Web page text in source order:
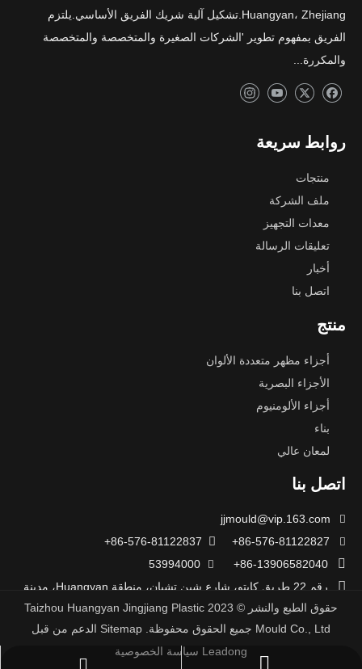
Huangyan، Zhejiang.تشكيل آلية شريك الفريق الأساسي.يلتزم
الفريق بمفهوم تطوير 'الشركات الصغيرة والمتخصصة والمتخصصة
والمكررة...
روابط سريعة
منتجات
ملف الشركة
معدات التجهيز
تعليقات الرسالة
أخبار
اتصل بنا
منتج
أجزاء مظهر متعددة الألوان
الأجزاء البصرية
أجزاء الألومنيوم
بناء
لمعان عالي
اتصل بنا

jjmould@vip.163.com


86-576-81122837+

86-13906582040+

53994000

رقم 22 طريق كايتو، شارع شين تشيان، منطقة Huangyan، مدينة
تايتشو، مقاطعة Zhejiang، الصين
حقوق الطبع والنشر © 2023
Taizhou Huangyan Jingjiang Plastic
Mould Co., Ltd جميع الحقوق محفوظة.
Sitemap الدعم من قبل
Leadong سياسة الخصوصية